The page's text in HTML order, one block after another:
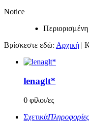
Notice
Βρίσκεστε εδώ: Αρχική |
lenaglt*
0 φίλοι/ες
ΣχετικάΠληροφορίες